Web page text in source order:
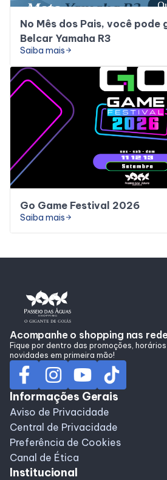
No Mês dos Pais, você pode
Belcar Yamaha R3
Saiba mais arrow_forward
Go Game Festival 2026
Saiba mais arrow_forward
Acompanhe o shopping nas
Fique por dentro das promoções,
novidades em primeira mão!
Informações Gerais
Aviso de Privacidade
Central de Privacidade
Preferência de Cookies
Canal de Ética
Institucional